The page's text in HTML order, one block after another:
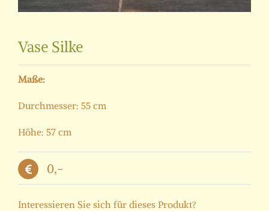
Vase Silke
Maße:
Durchmesser: 55 cm
Höhe: 57 cm
0,-
Interessieren Sie sich für dieses Produkt?